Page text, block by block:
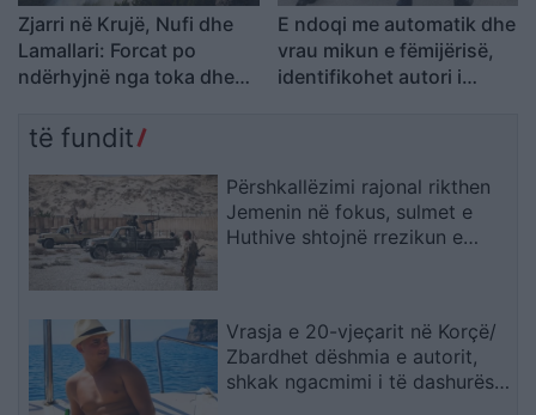
Zjarri në Krujë, Nufi dhe
Lamallari: Forcat po
ndërhyjnë nga toka dhe
E ndoqi me automatik dhe
vrau mikun e fëmijërisë,
identifikohet autori i
të fundit
Përshkallëzimi rajonal rikthen
Jemenin në fokus, sulmet e
Huthive shtojnë rrezikun e
Vrasja e 20-vjeçarit në Korçë/
Zbardhet dëshmia e autorit,
shkak ngacmimi i të dashurës